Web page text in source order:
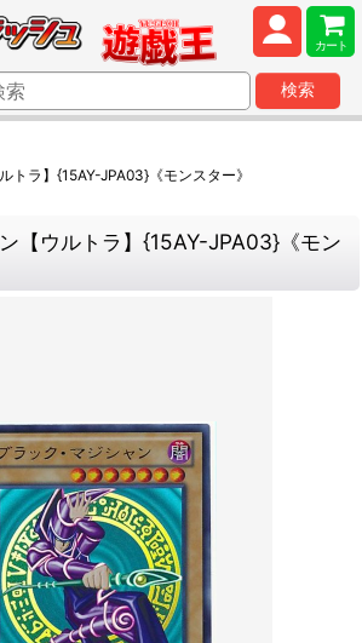
カート
検索
トラ】{15AY-JPA03}《モンスター》
【ウルトラ】{15AY-JPA03}《モン